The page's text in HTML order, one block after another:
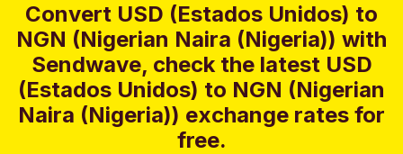
Convert USD (Estados Unidos) to
NGN (Nigerian Naira (Nigeria)) with
Sendwave, check the latest USD
(Estados Unidos) to NGN (Nigerian
Naira (Nigeria)) exchange rates for
free.